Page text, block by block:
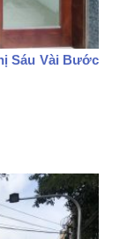
Sáu Vài Bước